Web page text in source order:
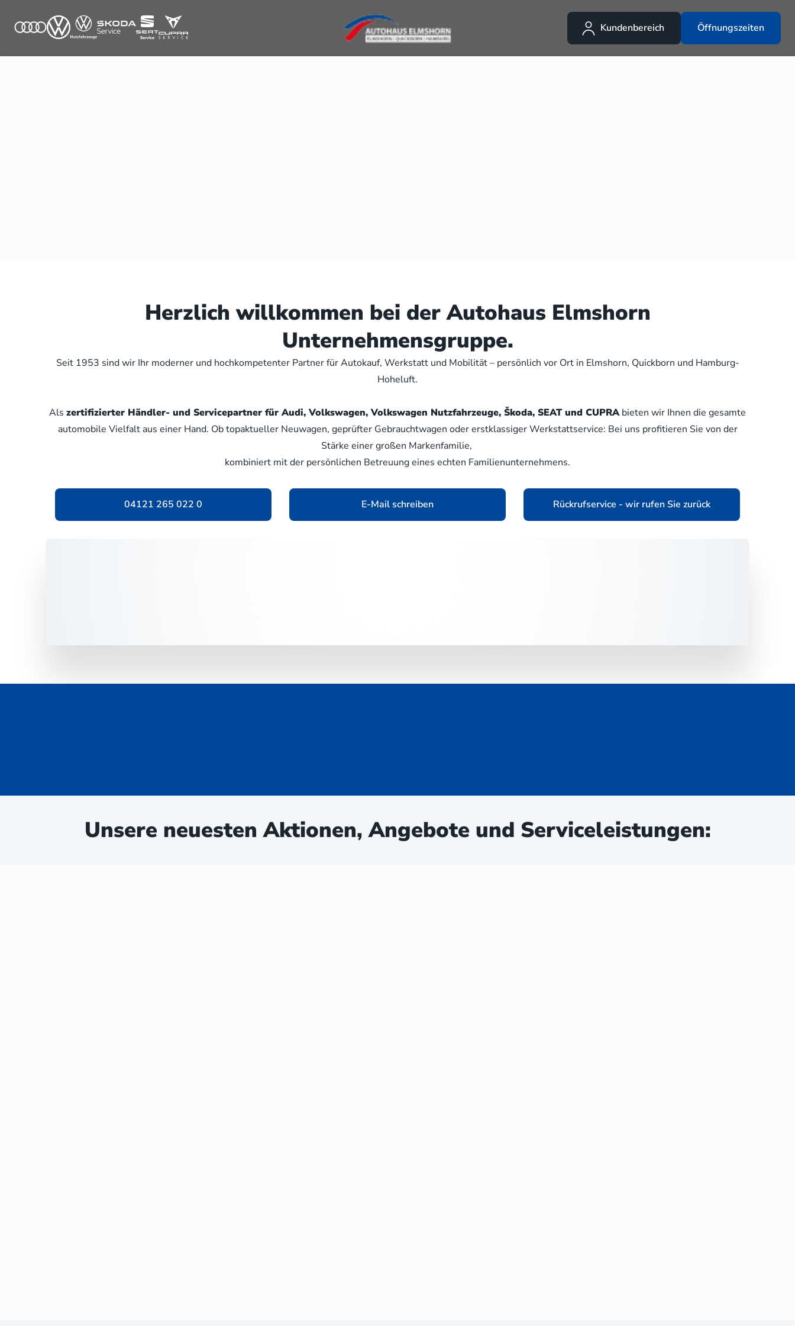
Kundenbereich Öffnungszeiten
Herzlich willkommen bei der Autohaus Elmshorn
Unternehmensgruppe.
Seit 1953 sind wir Ihr moderner und hochkompetenter Partner für Autokauf, Werkstatt und Mobilität – persönlich vor Ort in Elmshorn, Quickborn und Hamburg-
Hoheluft.
Als zertifizierter Händler- und Servicepartner für Audi, Volkswagen, Volkswagen Nutzfahrzeuge, Škoda, SEAT und CUPRAbieten wir Ihnen die gesamte
automobile Vielfalt aus einer Hand. Ob topaktueller Neuwagen, geprüfter Gebrauchtwagen oder erstklassiger Werkstattservice: Bei uns profitieren Sie von der
Stärke einer großen Markenfamilie,
kombiniert mit der persönlichen Betreuung eines echten Familienunternehmens.
04121 265 022 0 E-Mail schreiben Rückrufservice - wir rufen Sie zurück
Unsere neuesten Aktionen, Angebote und Serviceleistungen: